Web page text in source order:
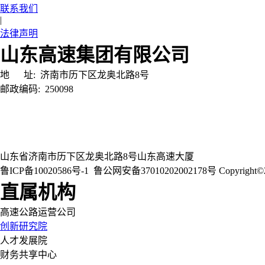
联系我们
|
法律声明
山东高速集团有限公司
地 址: 济南市历下区龙奥北路8号
邮政编码: 250098
山东省济南市历下区龙奥北路8号山东高速大厦
鲁ICP备10020586号-1
鲁公网安备37010202002178号
直属机构
高速公路运营公司
创新研究院
人才发展院
财务共享中心